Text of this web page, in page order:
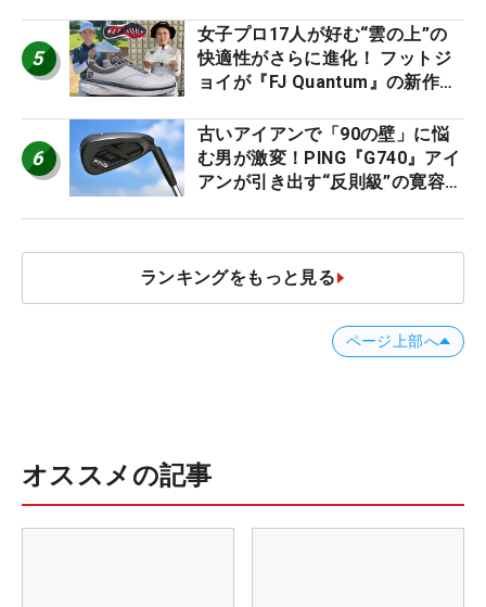
5
女子プロ17人が好む“雲の上”の
快適性がさらに進化！ フットジ
ョイが『FJ Quantum』の新作を
6
古いアイアンで「90の壁」に悩
む男が激変！PING『G740』アイ
アンが引き出す“反則級”の寛容性
ランキングをもっと見る
ページ上部へ
オススメの記事